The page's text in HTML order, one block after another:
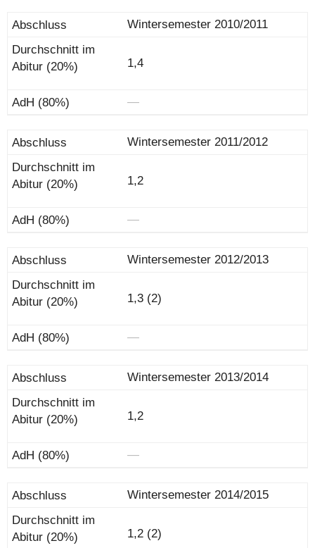
Wintersemester 2010/2011
1,4
―
Wintersemester 2011/2012
1,2
―
Wintersemester 2012/2013
1,3 (2)
―
Wintersemester 2013/2014
1,2
―
Wintersemester 2014/2015
1,2 (2)